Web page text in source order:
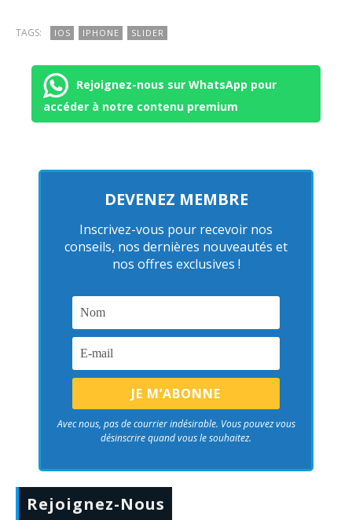
TAGS: IOS IPHONE SLIDER
Rejoignez-nous sur WhatsApp pour
accéder à notre contenu premium
DEVENEZ MEMBRE
Inscrivez-vous pour recevoir nos
conseils, nos dernières nouveautés et
nos offres exclusives !
Avec nous, pas de courrier indésirable. Vous pouvez vous
désinscrire quand vous le souhaitez.
Rejoignez-Nous